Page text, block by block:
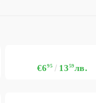
€695 1359лв.